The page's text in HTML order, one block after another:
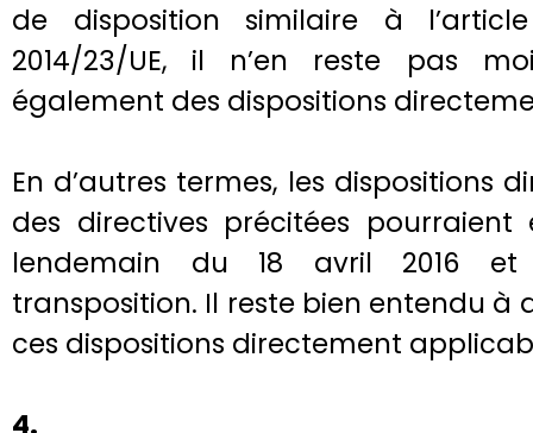
de disposition similaire à
2014/23/UE, il n’en reste pas
également des dispositions
En d’autres termes, les dispositions
des directives précitées
lendemain du 18 avril 2016
transposition. Il reste bien entendu à
ces dispositions directement
4.